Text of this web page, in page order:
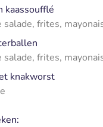
kaassoufflé
frites,
frites,
knakworst